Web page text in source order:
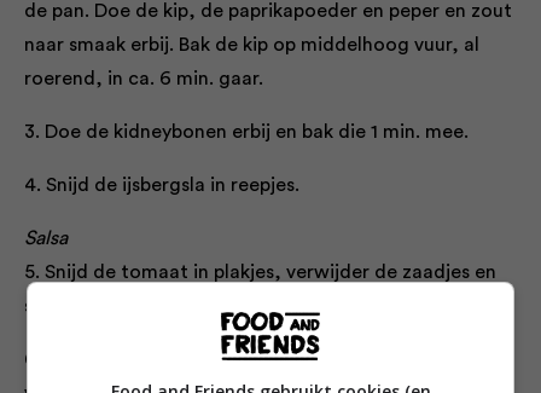
de pan. Doe de kip, de paprikapoeder en peper en zout
naar smaak erbij. Bak de kip op middelhoog vuur, al
roerend, in ca. 6 min. gaar.
3. Doe de kidneybonen erbij en bak die 1 min. mee.
4. Snijd de ijsbergsla in reepjes.
Salsa
5. Snijd de tomaat in plakjes, verwijder de zaadjes en
snijd het vruchtvlees in kleine blokjes van 1 cm.
6. Snijd de peterselieblaadjes fijn. Meng twee derde